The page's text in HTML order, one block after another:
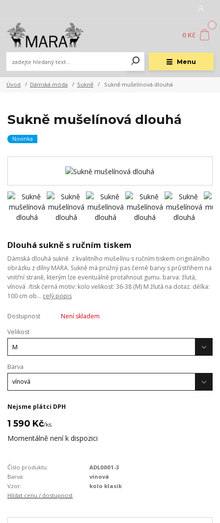
Menu
0
0 Kč
Úvod Dámská móda Sukně Sukně mušelínová dlouhá
Sukně mušelínová dlouhá
Novinka
Dlouhá sukně s ručním tiskem
Dámská dlouhá sukně z kvalitního mušelínu s ručním tiskem originálního
obrázku z dílny MARA. Sukně má pružný pas černé barvy s průstřihem na
vnitřní straně, kterým lze eventuálně protahnout gumu. barva: žlutá,
vínová /tisk černá motiv: kolo velikost: 36-38 (M) M žlutá na dotaz. délka:
100 cm ob... celý popis
Dostupnost
Není skladem
Velikost
Barva
Nejsme plátci DPH
1 590 Kč/ks
Momentálně není k dispozici
Číslo produktu:
ADL0001-3
Barva:
vínová
Vzor:
kolo klasik
Hlídat cenu / dostupnost